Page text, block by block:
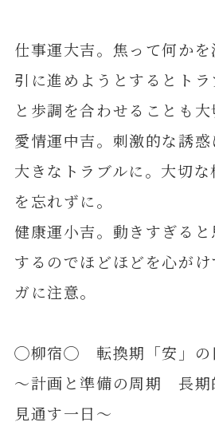
仕事運大吉。焦って何か
引に進めようとするとト
と歩調を合わせることも大
愛情運中吉。刺激的な誘
大きなトラブルに。大切
を忘れずに。
健康運小吉。動きすぎる
するのでほどほどを心が
ガに注意。
◯柳宿◯ 転換期「安」の
～計画と準備の周期 長期
見通す一日～